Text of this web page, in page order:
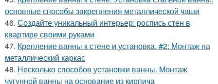
основные способы закрепления металлической чаши
46. Создайте уникальный интерьер: роспись стен в
квартире своими руками
47. Крепление ванны к стене и установка. #2: Монтаж на
металлический каркас
48. Несколько способов установки ванны. Монтаж
чугунной ванны на основание из кирпича